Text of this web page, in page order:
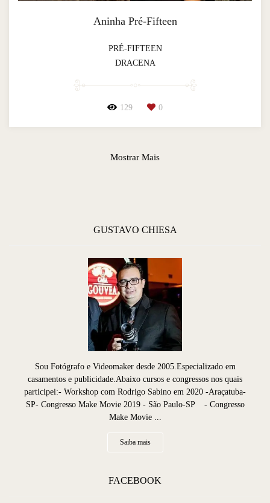
Aninha Pré-Fifteen
PRÉ-FIFTEEN
DRACENA
129 0
Mostrar Mais
GUSTAVO CHIESA
Sou Fotógrafo e Videomaker desde 2005.Especializado em
casamentos e publicidade.Abaixo cursos e congressos nos quais
participei:- Workshop com Rodrigo Sabino em 2020 -Araçatuba-
SP- Congresso Make Movie 2019 - São Paulo-SP - Congresso
Make Movie ...
Saiba mais
FACEBOOK